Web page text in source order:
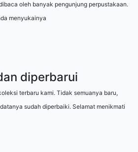
oleh banyak pengunjung perpustakaan.
menyukainya
diperbarui
terbaru kami. Tidak semuanya baru,
sudah diperbaiki. Selamat menikmati